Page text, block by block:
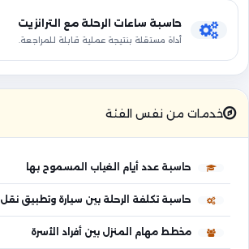
حاسبة ساعات الرحلة مع الترانزيت
أداة مستقلة بنتيجة عملية قابلة للمراجعة.
خدمات من نفس الفئة
حاسبة عدد أيام الغياب المسموح بها
حاسبة تكلفة الرحلة بين سيارة وتطبيق نقل
مخطط مهام المنزل بين أفراد الأسرة